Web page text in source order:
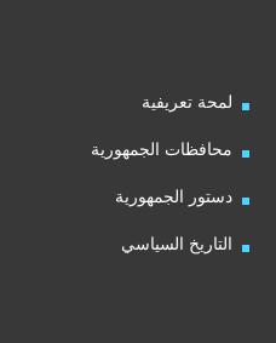
لمحة تعريفية
محافظات الجمهورية
دستور الجمهورية
التاريخ السياسي